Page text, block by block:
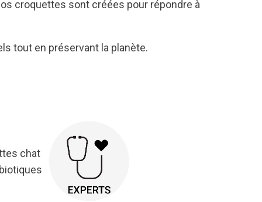
croquettes sont créées pour répondre à
tout en préservant la planète.